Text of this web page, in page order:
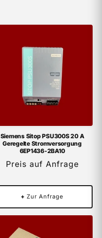
Siemens Sitop PSU300S 20 A
Geregelte Stromversorgung
6EP1436-2BA10
Preis auf Anfrage
+ Zur Anfrage